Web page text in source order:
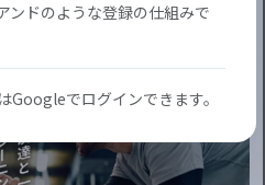
ンドのような登録の仕組みで
Googleでログインできます。